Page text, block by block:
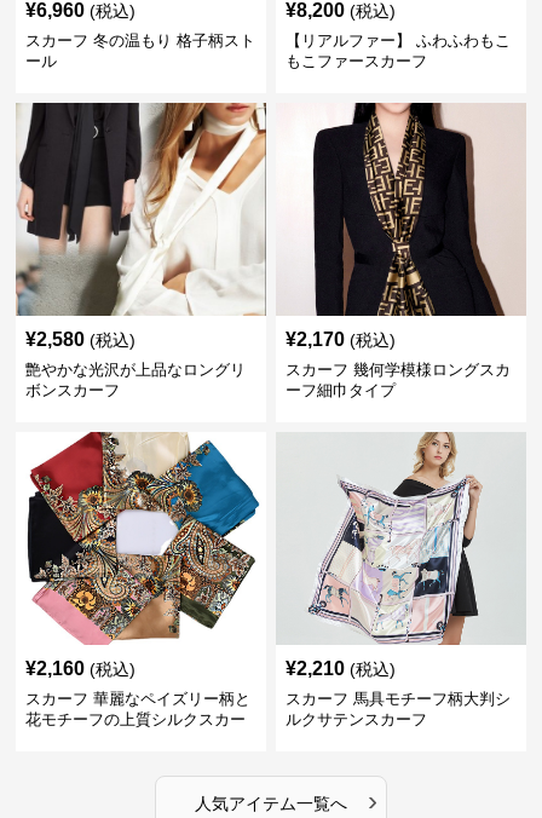
¥6,960 (税込)
スカーフ 冬の温もり 格子柄スト
ール
¥8,200 (税込)
【リアルファー】 ふわふわもこ
もこファースカーフ
¥2,580 (税込)
艶やかな光沢が上品なロングリ
ボンスカーフ
¥2,170 (税込)
スカーフ 幾何学模様ロングスカ
ーフ細巾タイプ
¥2,160 (税込)
スカーフ 華麗なペイズリー柄と
花モチーフの上質シルクスカー
¥2,210 (税込)
スカーフ 馬具モチーフ柄大判シ
ルクサテンスカーフ
人気アイテム一覧へ ›